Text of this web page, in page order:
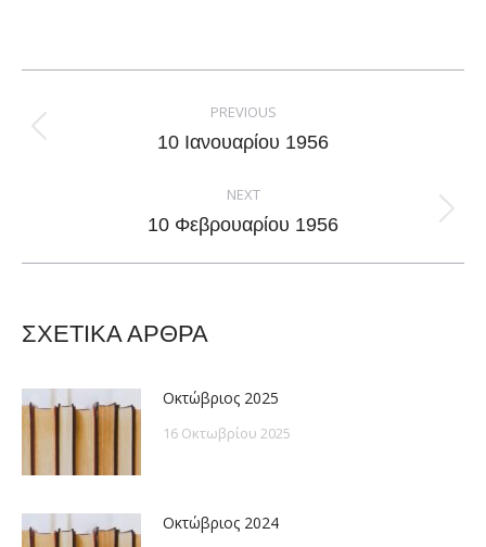
Facebook
X
PinterestLinkedIn
navigation
PREVIOUS
Previous
10 Ιανουαρίου 1956
NEXT
Next
10 Φεβρουαρίου 1956
ΣΧΕΤΙΚΑ ΑΡΘΡΑ
Οκτώβριος 2025
16 Οκτωβρίου 2025
Οκτώβριος 2024